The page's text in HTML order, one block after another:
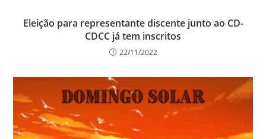
Eleição para representante discente junto ao CD-
CDCC já tem inscritos
22/11/2022